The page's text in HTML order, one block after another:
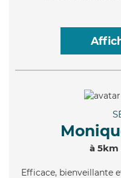
à 5km
Efficace, bienveillante